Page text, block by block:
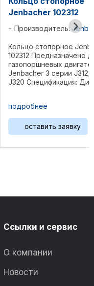
102131
Производитель:
О-кольцо Jenbacher
Предназначена для
газопоршневых
Jenbacher 2, 3, 4, 6, 9
J208, J312, J316, J320,
120 мм, толщина 6 мм.
Материал NBR Вес 0,02
подробнее
оставить заявку
Ссылки и сервис
О компании
Новости